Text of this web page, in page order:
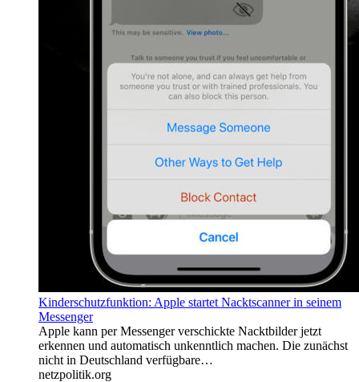
Kinderschutzfunktion: Apple startet Nacktscanner in seinem
Messenger
Apple kann per Messenger verschickte Nacktbilder jetzt
erkennen und automatisch unkenntlich machen. Die zunächst
nicht in Deutschland verfügbare…
netzpolitik.org